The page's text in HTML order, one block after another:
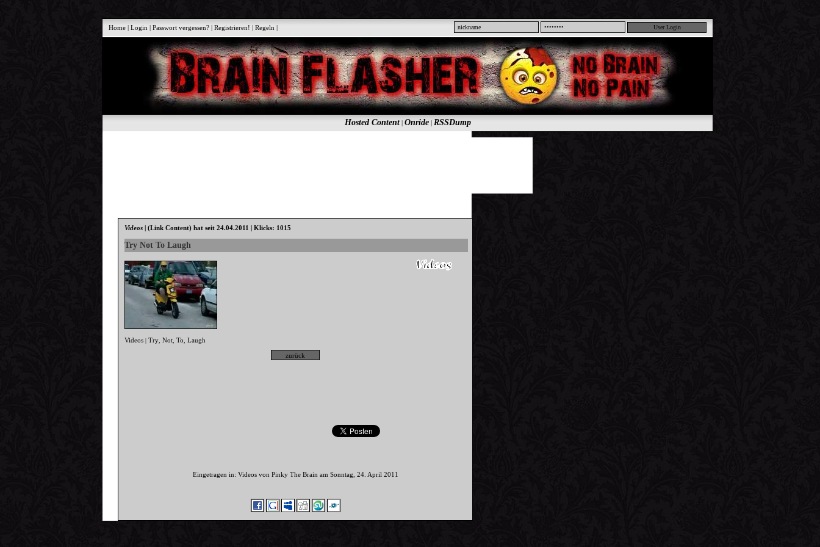
Home |Login |Passwort vergessen? |Registrieren! |Regeln |
Hosted Content| Onride| RSSDump
Videos |(Link Content) hat seit 24.04.2011 | Klicks: 1015
Try Not To Laugh
Videos |Try ,Not ,To ,Laugh
Eingetragen in: Videos von Pinky The Brain am Sonntag, 24. April 2011